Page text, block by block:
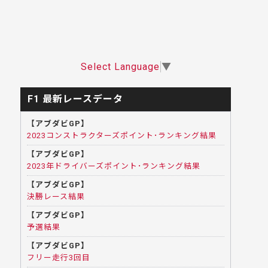
Select Language ▼
F1 最新レースデータ
【アブダビGP】
2023コンストラクターズポイント･ランキング結果
【アブダビGP】
2023年ドライバーズポイント･ランキング結果
【アブダビGP】
決勝レース結果
【アブダビGP】
予選結果
【アブダビGP】
フリー走行3回目